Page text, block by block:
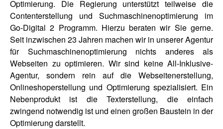
Optimierung. Die Regierung unterstützt teilweise die
Contenterstellung und Suchmaschinenoptimierung im
Go-Digital 2 Programm. Hierzu beraten wir Sie gerne.
Seit inzwischen 23 Jahren machen wir in unserer Agentur
für Suchmaschinenoptimierung nichts anderes als
Webseiten zu optimieren. Wir sind keine All-Inklusive-
Agentur, sondern rein auf die Webseitenerstellung,
Onlineshoperstellung und Optimierung spezialisiert. Ein
Nebenprodukt ist die Texterstellung, die einfach
zwingend notwendig ist und einen großen Baustein in der
Optimierung darstellt.